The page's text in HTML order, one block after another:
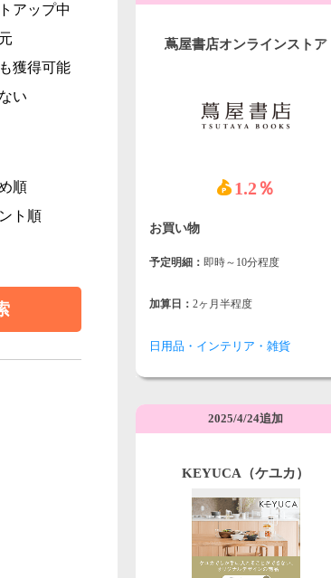
アップ中
獲得可能
い
順
ト順
蔦屋書店オンラインストア
1.2％
お買い物
予定明細： 即時～10分程度
加算日： 2ヶ月半程度
日用品・インテリア・雑貨
2025/4/24追加
KEYUCA（ケユカ）